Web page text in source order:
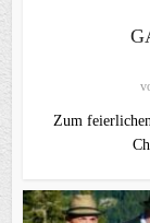
Zum